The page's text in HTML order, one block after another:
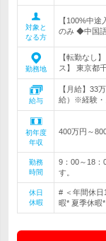
対象と
なる方
【100%中
のみ ◆中国
勤務地
【転勤なし
ス】 東京都
給与
【月給】33
給）※経験・
初年度
年収
400万円～
勤務
時間
9：00～18
す。
休日
休暇
# ＜年間休日
暇* 夏季休暇